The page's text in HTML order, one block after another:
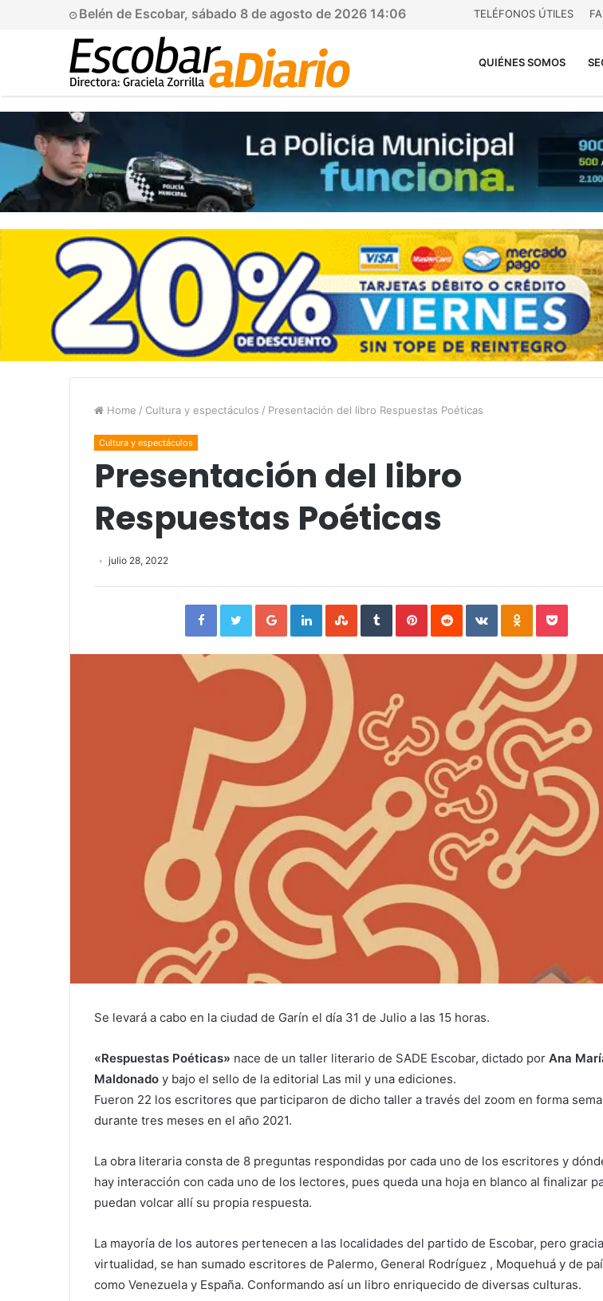
Belén de Escobar, sábado 8 de agosto de 2026 14:06 TELÉFONOS ÚTILES
QUIÉNES SOMOS
Home / Cultura y espectáculos / Presentación del libro Respuestas Poéticas
Cultura y espectáculos
Presentación del libro
Respuestas Poéticas
julio 28, 2022
FacebookTwitterGoogle+LinkedInStumbleUpon
TumblrPinterestReddit VKontakteOdnoklassniki
Pocket
Se levará a cabo en la ciudad de Garín el día 31 de Julio a las 15 horas.
«Respuestas Poéticas» nace de un taller literario de SADE Escobar, dictado por Ana
Maldonado y bajo el sello de la editorial Las mil y una ediciones.
Fueron 22 los escritores que participaron de dicho taller a través del zoom en forma
durante tres meses en el año 2021.
La obra literaria consta de 8 preguntas respondidas por cada uno de los escritores y
hay interacción con cada uno de los lectores, pues queda una hoja en blanco al finalizar
puedan volcar allí su propia respuesta.
La mayoría de los autores pertenecen a las localidades del partido de Escobar, pero
virtualidad, se han sumado escritores de Palermo, General Rodríguez , Moquehuá y de
como Venezuela y España. Conformando así un libro enriquecido de diversas culturas.